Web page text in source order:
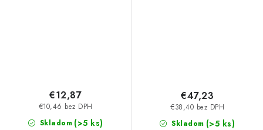
Skladom (>5 ks)
€10,46 bez DPH
€12,87
Skladom (>5 ks)
€38,40 bez DPH
€47,23